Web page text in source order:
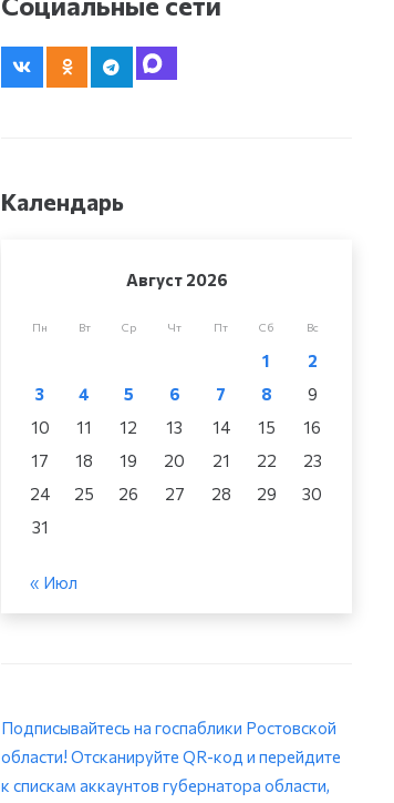
Календарь
Август 2026
Пн Вт Ср Чт Пт Сб Вс
1
2
3
4 5 6 7 8
9
10
11 12 13 14 15
16
17
18 19 20 21 22
23
24
25 26 27 28 29
30
31
« Июл
Подписывайтесь на госпаблики Ростовской
области! Отсканируйте QR-код и перейдите
к спискам аккаунтов губернатора области,